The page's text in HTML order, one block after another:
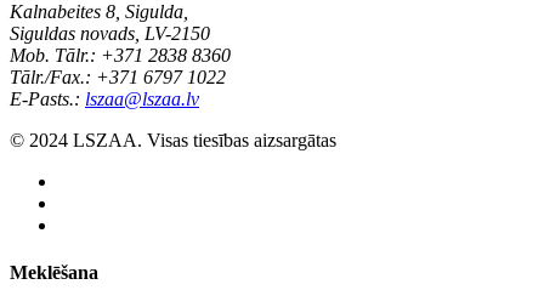
Kalnabeites 8, Sigulda,
Siguldas novads, LV-2150
Mob. Tālr.: +371 2838 8360
Tālr./Fax.: +371 6797 1022
E-Pasts.: lszaa@lszaa.lv
© 2024 LSZAA. Visas tiesības aizsargātas
Meklēšana